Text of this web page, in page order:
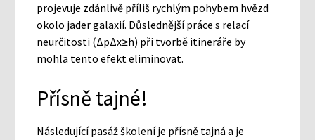
projevuje zdánlivě příliš rychlým pohybem hvězd
okolo jader galaxií. Důslednější práce s relací
neurčitosti (ΔpΔx≥h) při tvorbě itineráře by
mohla tento efekt eliminovat.
Přísně tajné!
Následující pasáž školení je přísně tajná a je